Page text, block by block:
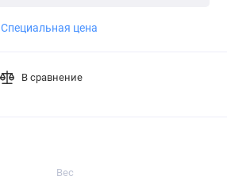
Специальная цена
В сравнение
Вес